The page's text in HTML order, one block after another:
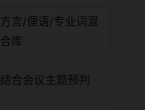
方言/俚语/专业词混
合库
结合会议主题预判